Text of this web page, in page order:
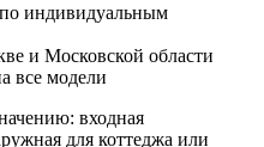
индивидуальным
и Московской области
все модели
входная
для коттеджа или